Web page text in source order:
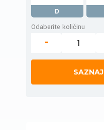
D
Odaberite količinu
-